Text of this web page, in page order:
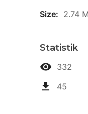
Size: 2.74
Statistik
332
45